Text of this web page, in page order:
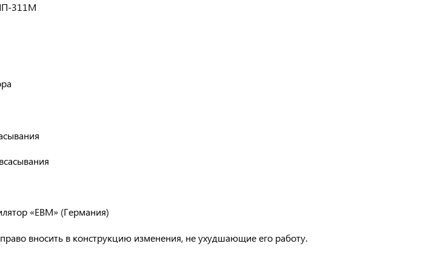
311М
«EBM» (Германия)
вносить в конструкцию изменения, не ухудшающие его работу.